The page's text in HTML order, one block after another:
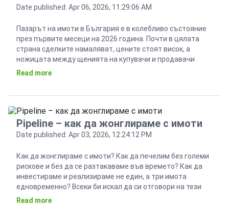
Date published: Apr 06, 2026, 11:29:06 AM
Пазарът на имоти в България е в колебливо състояние
през първите месеци на 2026 година. Почти в цялата
страна сделките намаляват, цените стоят висок, а
ножицата между щенията на купувачи и продавачи
продължава да се разтваря. Има, обаче, кътчета от
Read more
Pipeline – как да жонглираме с имоти
Date published: Apr 03, 2026, 12:24:12 PM
Как да жонглираме с имоти? Как да печелим без големи
рискове и без да се разтакаваме във времето? Как да
инвестираме и реализираме не един, а три имота
едновременно? Всеки би искал да си отговори на тези
въпроси, особено когато пазарът на жилища е толкова
Read more